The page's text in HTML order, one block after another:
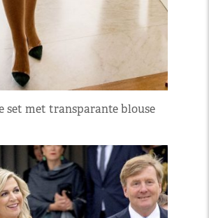
set met transparante blouse